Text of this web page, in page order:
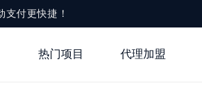
付更快捷！
热门项目 代理加盟